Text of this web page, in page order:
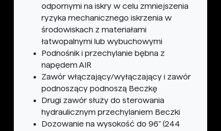
odpornymi na iskry w celu zmniejszenia
ryzyka mechanicznego iskrzenia w
środowiskach z materiałami
łatwopalnymi lub wybuchowymi
Podnośnik i przechylanie bębna z
napędem AIR
Zawór włączający/wyłączający i zawór
podnoszący podnoszą Beczkę
Drugi zawór służy do sterowania
hydraulicznym przechylaniem Beczki
Dozowanie na wysokość do 96" (244